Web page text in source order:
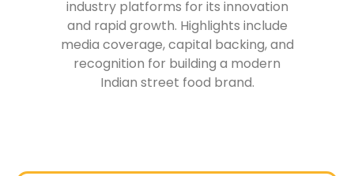
industry platforms for its innovation
and rapid growth. Highlights include
media coverage, capital backing, and
recognition for building a modern
Indian street food brand.